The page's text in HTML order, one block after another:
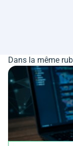
Dans la même